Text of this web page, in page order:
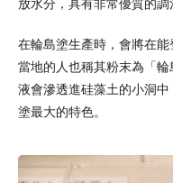
放水分，具有非常優質的調
在輪島塗生產時，會將在能
當地的人也稱其粉末為「
液會滲透進硅藻土的小洞
塗最大的特色。